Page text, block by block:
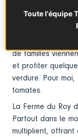
ce terrain de
HLM, des
de familles
et profiter
verdure. Pour
tomates.
La Ferme du Roy
Partout dans le
multiplient, offrant
Toute l'équipe